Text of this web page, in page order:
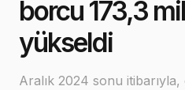
borcu 173,3
yükseldi
Aralık 2024 sonu